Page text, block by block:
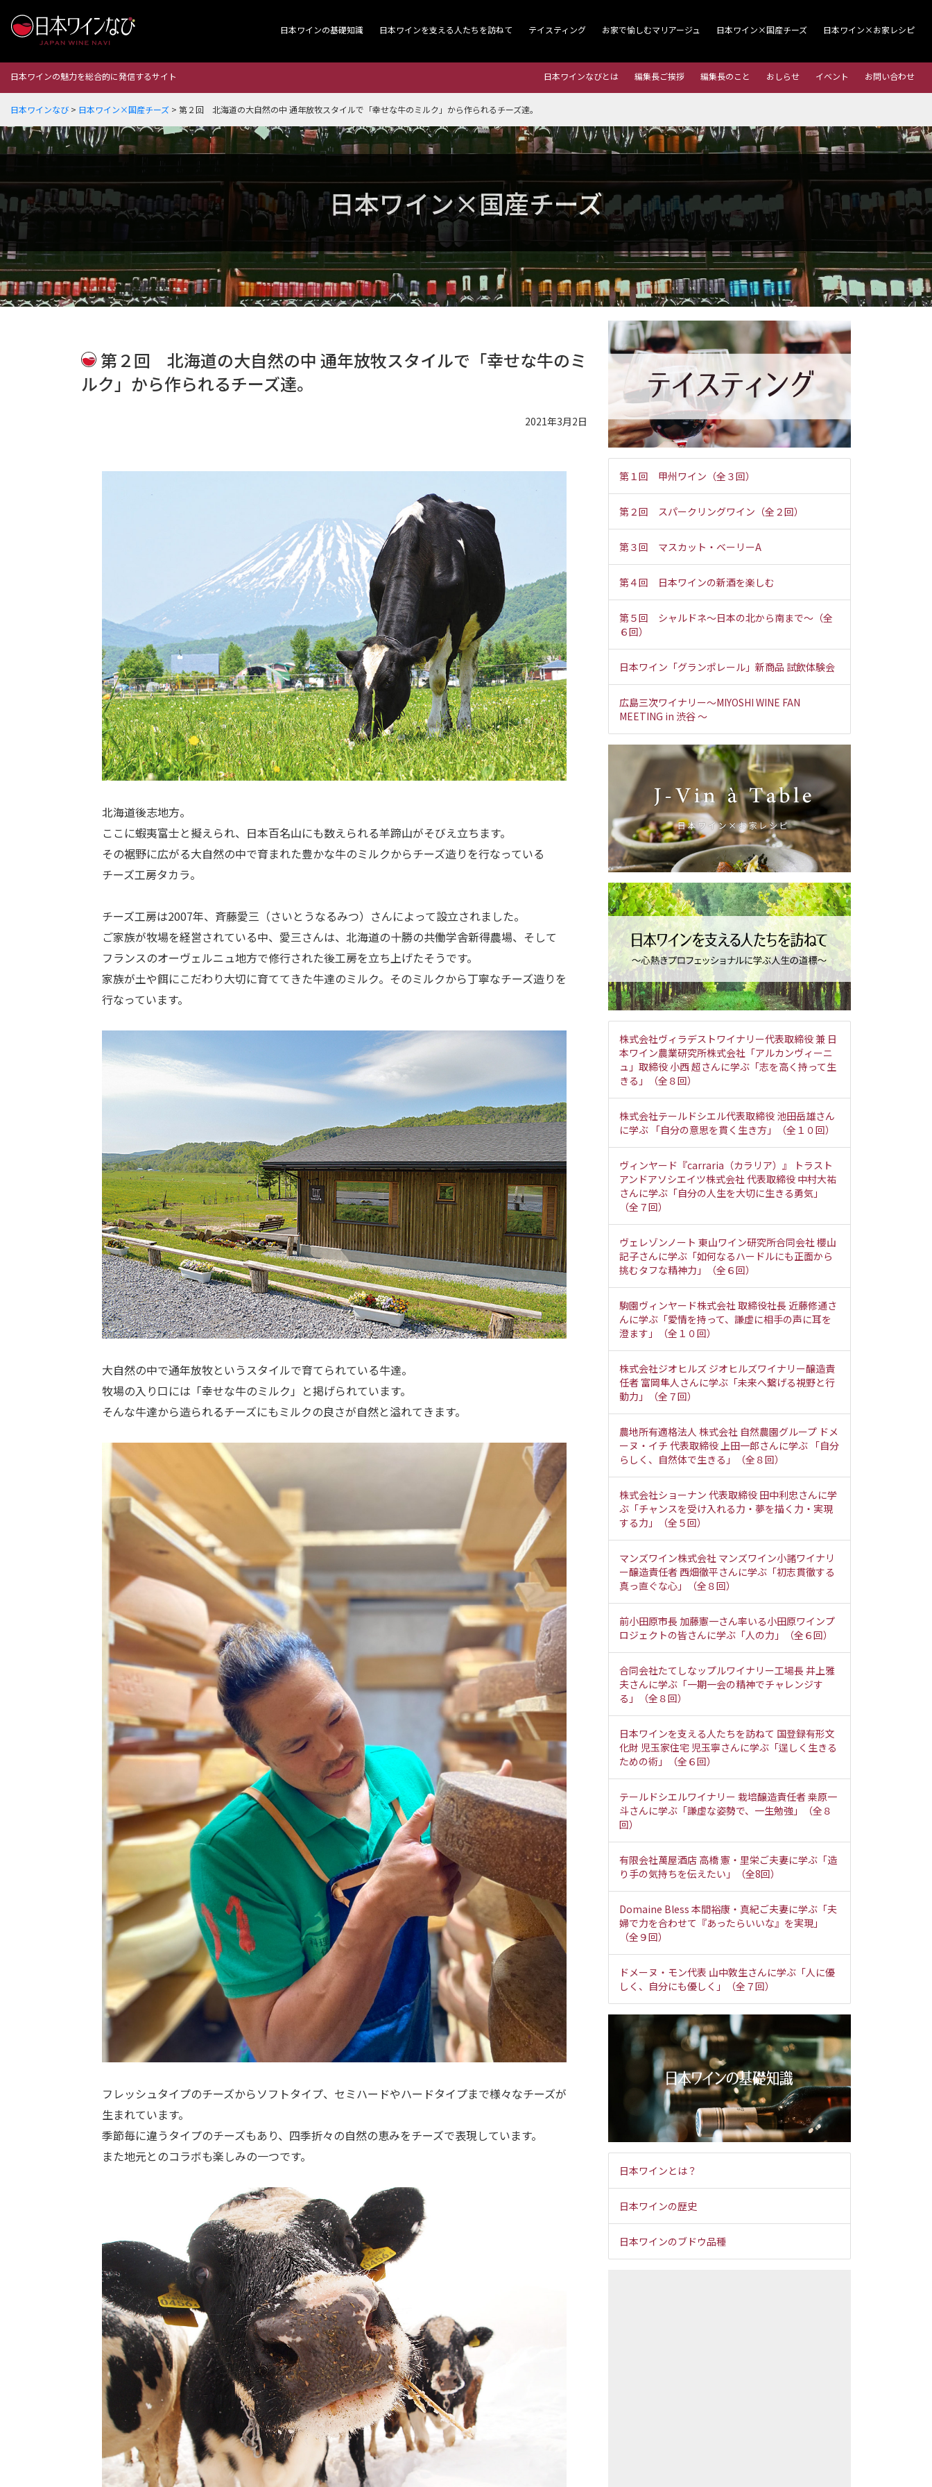
日本ワインの基礎知識 日本ワインを支える人たちを訪ねて テイスティング お家で愉しむマリアージュ 日本ワイン×国産チーズ 日本ワイン×お家レシピ
日本ワインの魅力を総合的に発信するサイト 日本ワインなびとは 編集長ご挨拶 編集長のこと おしらせ イベント お問い合わせ
日本ワインなび > 日本ワイン×国産チーズ > 第２回 北海道の大自然の中 通年放牧スタイルで「幸せな牛のミルク」から作られるチーズ達。
日本ワイン×国産チーズ
第２回 北海道の大自然の中 通年放牧スタイルで「幸せな牛のミ
ルク」から作られるチーズ達。
2021年3月2日
北海道後志地方。
ここに蝦夷富士と擬えられ、日本百名山にも数えられる羊蹄山がそびえ立ちます。
その裾野に広がる大自然の中で育まれた豊かな牛のミルクからチーズ造りを行なっている
チーズ工房タカラ。
チーズ工房は2007年、斉藤愛三（さいとうなるみつ）さんによって設立されました。
ご家族が牧場を経営されている中、愛三さんは、北海道の十勝の共働学舎新得農場、そして
フランスのオーヴェルニュ地方で修行された後工房を立ち上げたそうです。
家族が土や餌にこだわり大切に育ててきた牛達のミルク。そのミルクから丁寧なチーズ造りを
行なっています。
大自然の中で通年放牧というスタイルで育てられている牛達。
牧場の入り口には「幸せな牛のミルク」と掲げられています。
そんな牛達から造られるチーズにもミルクの良さが自然と溢れてきます。
フレッシュタイプのチーズからソフトタイプ、セミハードやハードタイプまで様々なチーズが
生まれています。
季節毎に違うタイプのチーズもあり、四季折々の自然の恵みをチーズで表現しています。
また地元とのコラボも楽しみの一つです。
第１回 甲州ワイン（全３回）
第２回 スパークリングワイン（全２回）
第３回 マスカット・ベーリーA
第４回 日本ワインの新酒を楽しむ
第５回 シャルドネ～日本の北から南まで～（全
６回）
日本ワイン「グランポレール」新商品 試飲体験会
広島三次ワイナリー～MIYOSHI WINE FAN
MEETING in 渋谷 ～
株式会社ヴィラデストワイナリー代表取締役 兼 日
本ワイン農業研究所株式会社「アルカンヴィーニ
ュ」取締役 小西 超さんに学ぶ「志を高く持って生
きる」（全８回）
株式会社テールドシエル代表取締役 池田岳雄さん
に学ぶ 「自分の意思を貫く生き方」（全１０回）
ヴィンヤード『carraria（カラリア）』 トラスト
アンドアソシエイツ株式会社 代表取締役 中村大祐
さんに学ぶ「自分の人生を大切に生きる勇気」
（全７回）
ヴェレゾンノート 東山ワイン研究所合同会社 櫻山
記子さんに学ぶ「如何なるハードルにも正面から
挑むタフな精神力」（全６回）
駒園ヴィンヤード株式会社 取締役社長 近藤修通さ
んに学ぶ「愛情を持って、謙虚に相手の声に耳を
澄ます」（全１０回）
株式会社ジオヒルズ ジオヒルズワイナリー醸造責
任者 富岡隼人さんに学ぶ「未来へ繋げる視野と行
動力」（全７回）
農地所有適格法人 株式会社 自然農園グループ ドメ
ーヌ・イチ 代表取締役 上田一郎さんに学ぶ 「自分
らしく、自然体で生きる」（全８回）
株式会社ショーナン 代表取締役 田中利忠さんに学
ぶ「チャンスを受け入れる力・夢を描く力・実現
する力」（全５回）
マンズワイン株式会社 マンズワイン小諸ワイナリ
ー醸造責任者 西畑徹平さんに学ぶ「初志貫徹する
真っ直ぐな心」（全８回）
前小田原市長 加藤憲一さん率いる小田原ワインプ
ロジェクトの皆さんに学ぶ「人の力」（全６回）
合同会社たてしなップルワイナリー工場長 井上雅
夫さんに学ぶ「一期一会の精神でチャレンジす
る」（全８回）
日本ワインを支える人たちを訪ねて 国登録有形文
化財 児玉家住宅 児玉寧さんに学ぶ「逞しく生きる
ための術」（全６回）
テールドシエルワイナリー 栽培醸造責任者 桒原一
斗さんに学ぶ「謙虚な姿勢で、一生勉強」（全８
回）
有限会社萬屋酒店 高橋 憲・里栄ご夫妻に学ぶ「造
り手の気持ちを伝えたい」（全8回）
Domaine Bless 本間裕康・真紀ご夫妻に学ぶ「夫
婦で力を合わせて『あったらいいな』を実現」
（全９回）
ドメーヌ・モン代表 山中敦生さんに学ぶ「人に優
しく、自分にも優しく」（全７回）
日本ワインとは？
日本ワインの歴史
日本ワインのブドウ品種